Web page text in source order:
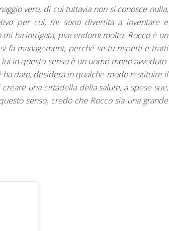
vero, di cui tuttavia non si conosce nulla,
per cui, mi sono divertita a inventare e
mi ha intrigata, piacendomi molto. Rocco è un
fa management, perché se tu rispetti e tratti
in questo senso è un uomo molto avveduto.
ha dato, desidera in qualche modo restituire il
una cittadella della salute, a spese sue,
senso, credo che Rocco sia una grande